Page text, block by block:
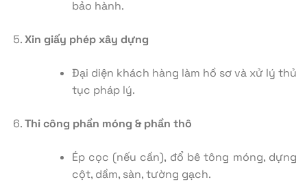
bảo hành.
Xin giấy phép xây dựng
Đại diện khách hàng làm hồ sơ và xử lý thủ
tục pháp lý.
Thi công phần móng & phần thô
Ép cọc (nếu cần), đổ bê tông móng, dựng
cột, dầm, sàn, tường gạch.